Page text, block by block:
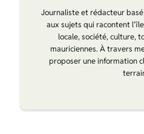
Journaliste et rédacteur basé
aux sujets qui racontent
locale, société, culture,
mauriciennes. À travers
proposer une information